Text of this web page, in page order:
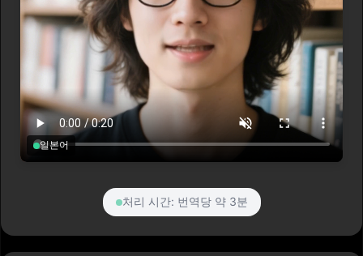
일본어
처리 시간: 번역당 약 3분